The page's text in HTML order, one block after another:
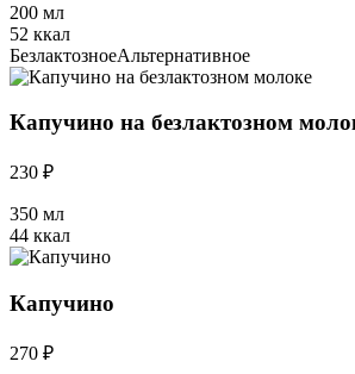
200 мл
52 ккал
БезлактозноеАльтернативное
Капучино на безлактозном
230 ₽
350 мл
44 ккал
Капучино
270 ₽